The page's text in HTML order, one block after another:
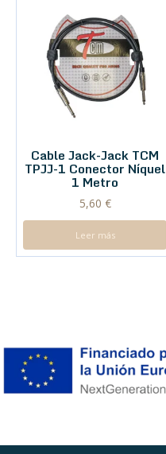
Cable Jack-Jack TCM
TPJJ-1 Conector Níquel
1 Metro
5,60 €
Leer más